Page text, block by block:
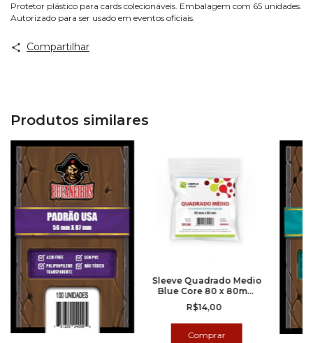
Protetor plástico para cards colecionáveis. Embalagem com 65 unidades.
Autorizado para ser usado em eventos oficiais.
Compartilhar
Produtos similares
Sleeve Quadrado Medio
Blue Core 80 x 80mm
(100 Unidades) - Meeple
virus
R$14,00